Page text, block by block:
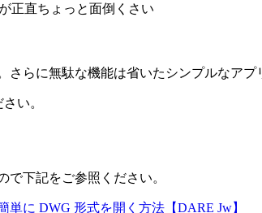
正直ちょっと面倒くさい
らに無駄な機能は省いたシンプルなアプ
い。
下記をご参照ください。
単に DWG 形式を開く方法【DARE Jw】